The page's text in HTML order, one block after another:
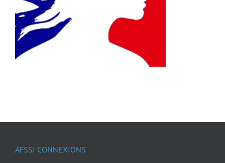
AFSSI CONNEXIONS